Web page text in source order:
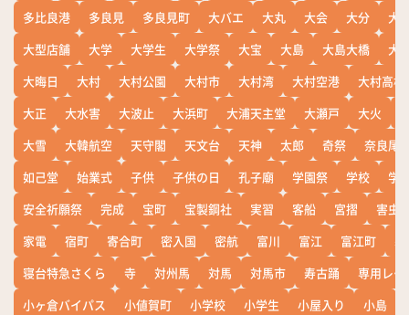
多比良港
多良見 多良見町 大バエ 大丸 大会 大分
大
大型店舗
大学 大学生 大学祭 大宝 大島 大島大橋
大
大晦日
大村 大村公園 大村市 大村湾 大村空港
大村高校
大正
大水害 大波止 大浜町 大浦天主堂 大瀬戸 大火
大雪
大韓航空 天守閣 天文台 天神 太郎 奇祭
奈良尾
如己堂
始業式 子供 子供の日 孔子廟 学園祭 学校
学
安全祈願祭
完成 宝町 宝製鋼社 実習 客船 宮摺
害虫
家電
宿町 寄合町 密入国 密航 富川 富江 富江町
寝台特急さくら
寺 対州馬 対馬 対馬市 寿古踊
専用レー
小ヶ倉バイパス
小値賀町 小学校 小学生 小屋入り 小島